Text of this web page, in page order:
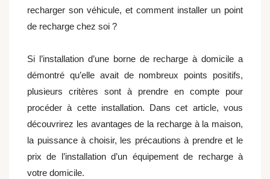
recharger son véhicule, et comment installer un point
de recharge chez soi ?
Si l’installation d’une borne de recharge à domicile a
démontré qu’elle avait de nombreux points positifs,
plusieurs critères sont à prendre en compte pour
procéder à cette installation. Dans cet article, vous
découvrirez les avantages de la recharge à la maison,
la puissance à choisir, les précautions à prendre et le
prix de l’installation d’un équipement de recharge à
votre domicile.